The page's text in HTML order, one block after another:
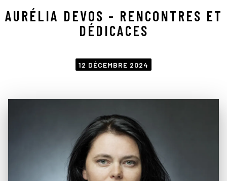
AURÉLIA DEVOS - RENCONTRES ET
DÉDICACES
12 DÉCEMBRE 2024